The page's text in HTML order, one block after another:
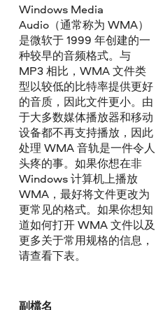
Windows Media
Audio（通常称为 WMA）
是微软于 1999 年创建的一
种较早的音频格式。与
MP3 相比，WMA 文件类
型以较低的比特率提供更好
的音质，因此文件更小。由
于大多数媒体播放器和移动
设备都不再支持播放，因此
处理 WMA 音轨是一件令人
头疼的事。如果你想在非
Windows 计算机上播放
WMA，最好将文件更改为
更常见的格式。如果你想知
道如何打开 WMA 文件以及
更多关于常用规格的信息，
请查看下表。
副檔名